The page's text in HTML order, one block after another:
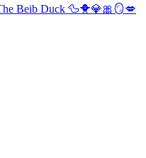
Beib Duck 🦆🐥💎🎀🪞💋